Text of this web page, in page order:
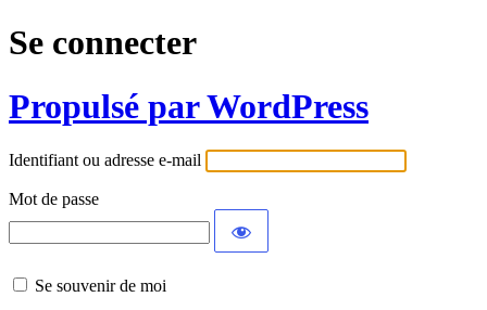
Se connecter
Propulsé par WordPress
Identifiant ou adresse e-mail
Mot de passe
Se souvenir de moi